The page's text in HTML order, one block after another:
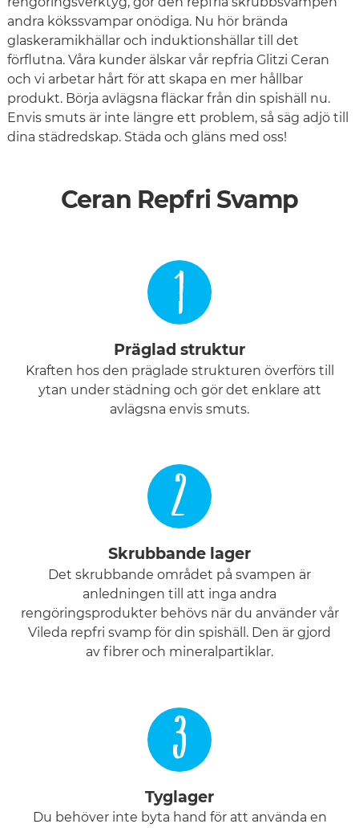
andra kökssvampar onödiga. Nu hör brända
glaskeramikhällar och induktionshällar till det
förflutna. Våra kunder älskar vår repfria Glitzi Ceran
och vi arbetar hårt för att skapa en mer hållbar
produkt. Börja avlägsna fläckar från din spishäll nu.
Envis smuts är inte längre ett problem, så säg adjö till
dina städredskap. Städa och gläns med oss!
Ceran Repfri Svamp
1
Präglad struktur
Kraften hos den präglade strukturen överförs till
ytan under städning och gör det enklare att
avlägsna envis smuts.
2
Skrubbande lager
Det skrubbande området på svampen är
anledningen till att inga andra
rengöringsprodukter behövs när du använder vår
Vileda repfri svamp för din spishäll. Den är gjord
av fibrer och mineralpartiklar.
3
Tyglager
Du behöver inte byta hand för att använda en